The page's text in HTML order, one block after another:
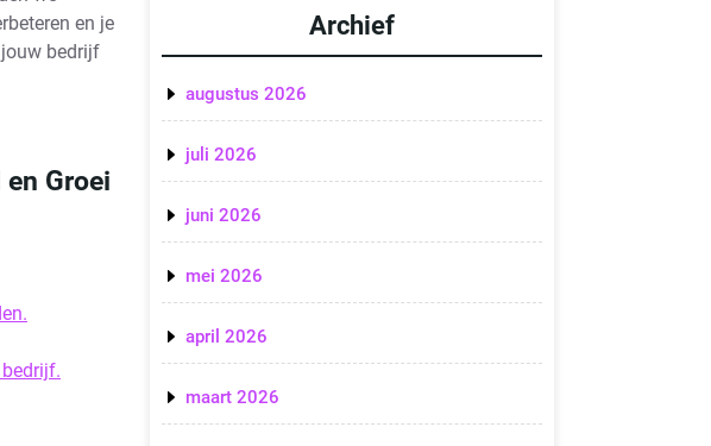
en je
bedrijf
Groei
Archief
augustus 2026
juli 2026
juni 2026
mei 2026
april 2026
maart 2026